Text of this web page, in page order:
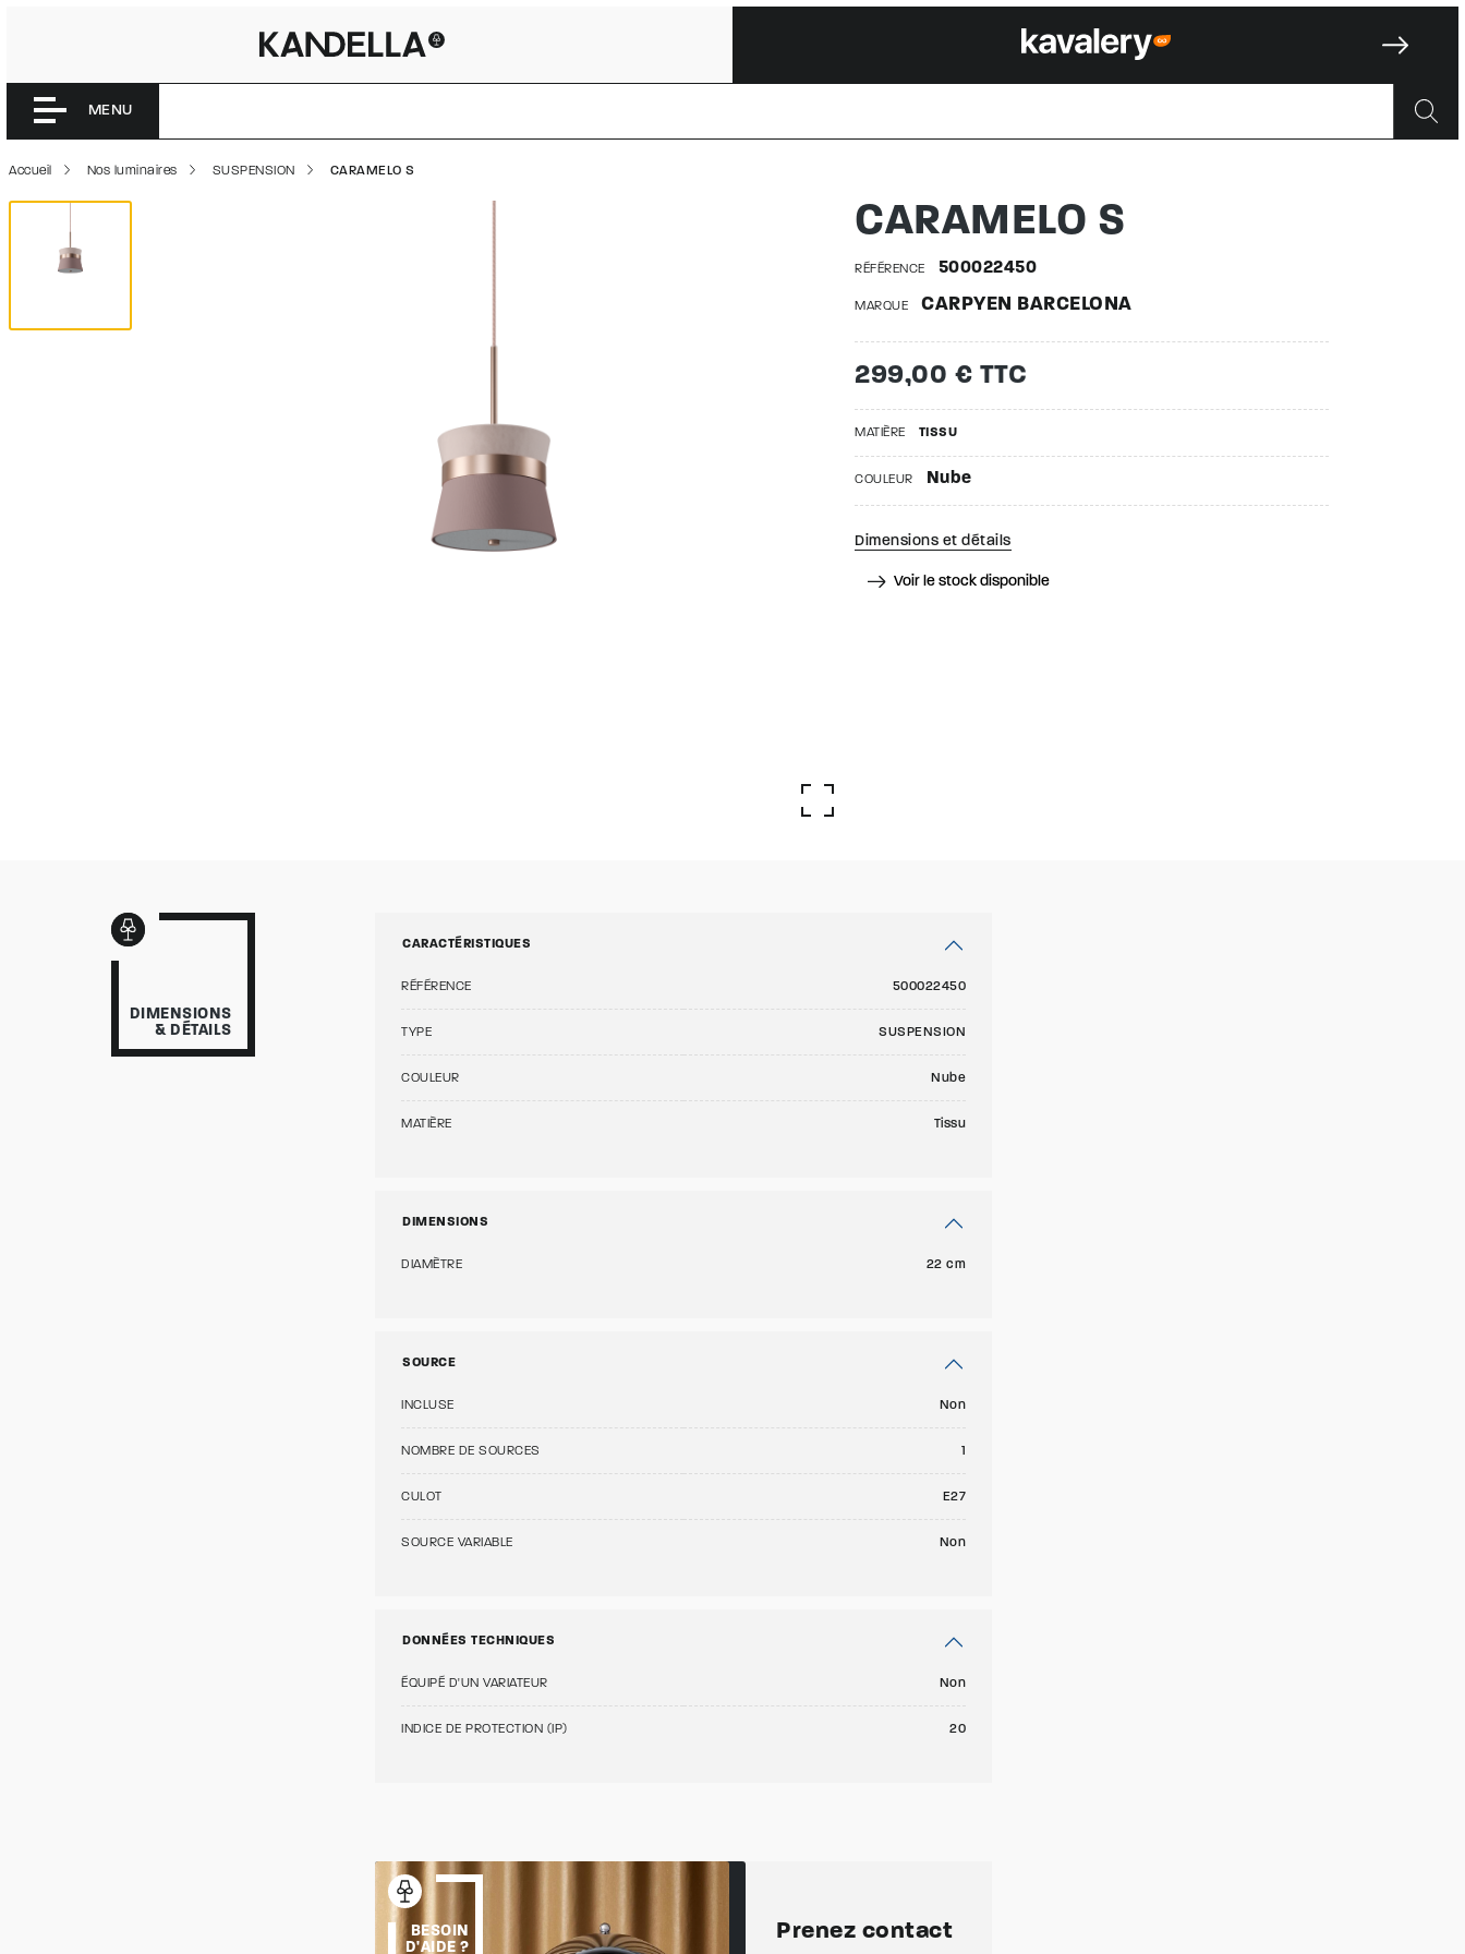
CARAMELO S | 500022450
MENU
Accueil Nos luminaires SUSPENSION CARAMELO S
CARAMELO S
RÉFÉRENCE 500022450
MARQUE CARPYEN BARCELONA
299,00 € TTC
MATIÈRE TISSU
COULEUR Nube
Dimensions et détails
Voir le stock disponible
DIMENSIONS
& DÉTAILS
CARACTÉRISTIQUES
RÉFÉRENCE 500022450
TYPE SUSPENSION
COULEUR Nube
MATIÈRE Tissu
DIMENSIONS
DIAMÈTRE 22 cm
SOURCE
INCLUSE Non
NOMBRE DE SOURCES 1
CULOT E27
SOURCE VARIABLE Non
DONNÉES TECHNIQUES
ÉQUIPÉ D'UN VARIATEUR Non
INDICE DE PROTECTION (IP) 20
BESOIN
D'AIDE ?
Prenez contact